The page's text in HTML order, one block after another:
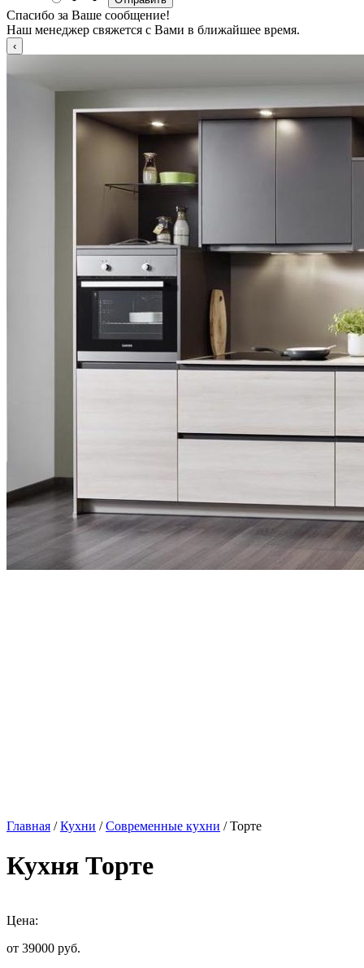
Спасибо за Ваше сообщение!
Наш менеджер свяжется с Вами в ближайшее время.
Главная /Кухни /Современные кухни / Торте
Кухня Торте
Цена:
от 39000 руб.